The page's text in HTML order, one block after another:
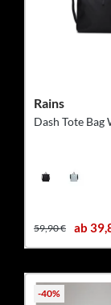
Rains
Dash Tote Bag
59,90 € ab
-40%